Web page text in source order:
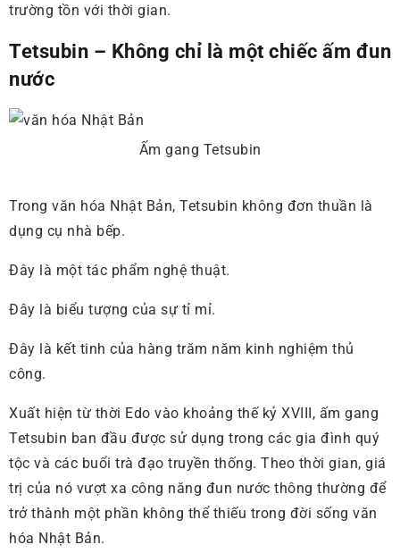
trường tồn với thời gian.
Tetsubin – Không chỉ là một chiếc ấm đun
nước
Ấm gang Tetsubin
Trong văn hóa Nhật Bản, Tetsubin không đơn thuần là
dụng cụ nhà bếp.
Đây là một tác phẩm nghệ thuật.
Đây là biểu tượng của sự tỉ mỉ.
Đây là kết tinh của hàng trăm năm kinh nghiệm thủ
công.
Xuất hiện từ thời Edo vào khoảng thế kỷ XVIII, ấm gang
Tetsubin ban đầu được sử dụng trong các gia đình quý
tộc và các buổi trà đạo truyền thống. Theo thời gian, giá
trị của nó vượt xa công năng đun nước thông thường để
trở thành một phần không thể thiếu trong đời sống văn
hóa Nhật Bản.